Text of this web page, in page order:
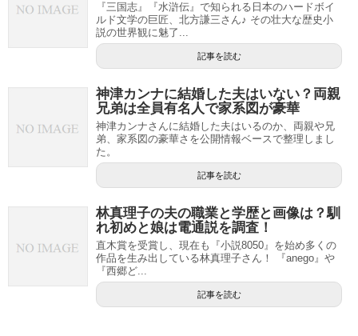
『三国志』『水滸伝』で知られる日本のハードボイ
ルド文学の巨匠、北方謙三さん♪ その壮大な歴史小
説の世界観に魅了...
記事を読む
神津カンナに結婚した夫はいない？両親
兄弟は全員有名人で家系図が豪華
神津カンナさんに結婚した夫はいるのか、両親や兄
弟、家系図の豪華さを公開情報ベースで整理しまし
た。
記事を読む
林真理子の夫の職業と学歴と画像は？馴
れ初めと娘は電通説を調査！
直木賞を受賞し、現在も『小説8050』を始め多くの
作品を生み出している林真理子さん！ 『anego』や
『西郷ど...
記事を読む